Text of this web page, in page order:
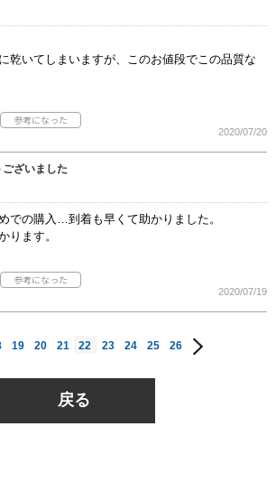
乾いてしまいますが、このお値段でこの品質な
2020/07/20
ざいました
での購入…到着も早くて助かりました。
ります。
2020/07/19
19 20 21 22 23 24 25 26
戻る